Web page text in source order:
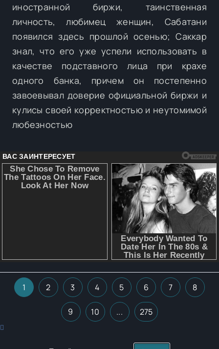
иностранной биржи, таинственная
личность, любимец женщин, Сабатани
появился здесь прошлой осенью; Саккар
знал, что его уже успели использовать в
качестве подставного лица при крахе
одного банка, причем он постепенно
завоевывал доверие официальной биржи и
кулисы своей корректностью и неутомимой
любезностью
1 2 3 4 5 6 7 8
9 10 ... 275